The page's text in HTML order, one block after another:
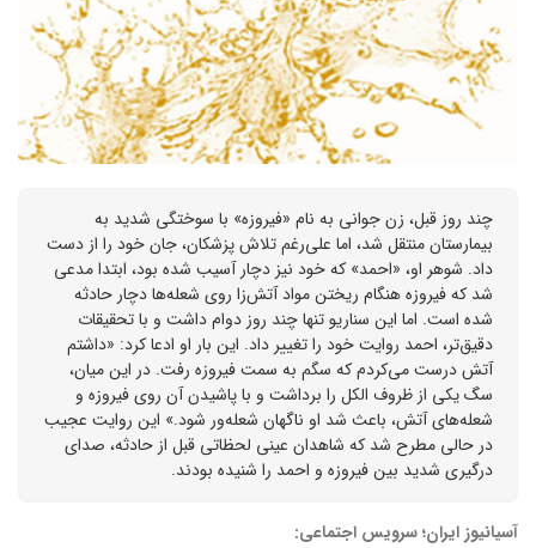
چند روز قبل، زن جوانی به نام «فیروزه» با سوختگی شدید به
بیمارستان منتقل شد، اما علی‌رغم تلاش پزشکان، جان خود را از دست
داد. شوهر او، «احمد» که خود نیز دچار آسیب شده بود، ابتدا مدعی
شد که فیروزه هنگام ریختن مواد آتش‌زا روی شعله‌ها دچار حادثه
شده است. اما این سناریو تنها چند روز دوام داشت و با تحقیقات
دقیق‌تر، احمد روایت خود را تغییر داد. این بار او ادعا کرد: «داشتم
آتش درست می‌کردم که سگم به سمت فیروزه رفت. در این میان،
سگ یکی از ظروف الکل را برداشت و با پاشیدن آن روی فیروزه و
شعله‌های آتش، باعث شد او ناگهان شعله‌ور شود.» این روایت عجیب
در حالی مطرح شد که شاهدان عینی لحظاتی قبل از حادثه، صدای
درگیری شدید بین فیروزه و احمد را شنیده بودند.
آسیانیوز ایران؛ سرویس اجتماعی: